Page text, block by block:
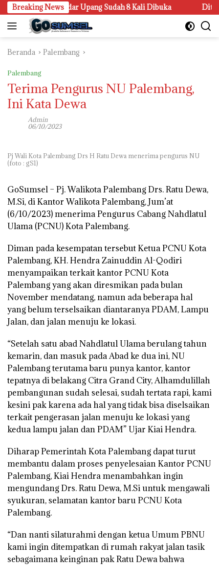
Langsung
ke
konten
Breaking NewsSandar Upang Sudah 8 Kali Dibuka Ditawari
Beranda Palembang
Palembang
Terima Pengurus NU Palembang,
Ini Kata Dewa
Admin
06/10/2023
Pj Wali Kota Palembang Drs H Ratu Dewa menerima pengurus NU
(foto : gS1)
GoSumsel – Pj. Walikota Palembang Drs. Ratu Dewa,
M.Si, di Kantor Walikota Palembang, Jum’at
(6/10/2023) menerima Pengurus Cabang Nahdlatul
Ulama (PCNU) Kota Palembang.
Diman pada kesempatan tersebut Ketua PCNU Kota
Palembang, KH. Hendra Zainuddin Al-Qodiri
menyampaikan terkait kantor PCNU Kota
Palembang yang akan diresmikan pada bulan
November mendatang, namun ada beberapa hal
yang belum terselsaikan diantaranya PDAM, Lampu
Jalan, dan jalan menuju ke lokasi.
“Setelah satu abad Nahdlatul Ulama berulang tahun
kemarin, dan masuk pada Abad ke dua ini, NU
Palembang terutama baru punya kantor, kantor
tepatnya di belakang Citra Grand City, Alhamdulillah
pembangunan sudah selesai, sudah tertata rapi, kami
kesini pak karena ada hal yang tidak bisa diselsaikan
terkait pengerasan jalan menuju ke lokasi yang
kedua lampu jalan dan PDAM” Ujar Kiai Hendra.
Diharap Pemerintah Kota Palembang dapat turut
membantu dalam proses penyelesaian Kantor PCNU
Palembang, Kiai Hendra menambahkan ingin
mengundang Drs. Ratu Dewa, M.Si untuk mengawali
syukuran, selamatan kantor baru PCNU Kota
Palembang.
“Dan nanti silaturahmi dengan ketua Umum PBNU
kami ingin ditempatkan di rumah rakyat jalan tasik
sebagaimana keinginan pak Ratu Dewa bahwa